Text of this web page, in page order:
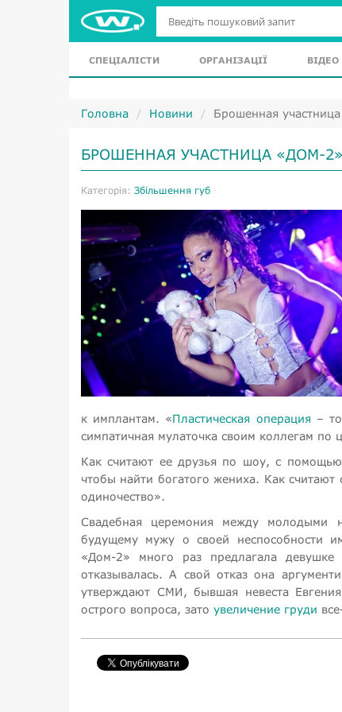
СПЕЦІАЛІСТИ ОРГАНІЗАЦІЇ ВІДЕО
Головна Новини Брошенная
БРОШЕННАЯ УЧАСТНИЦА «ДОМ-
Категорія: Збільшення губ
к имплантам. «Пластическая операция–
симпатичная мулаточка своим коллегам
Как считают ее друзья по шоу, с помощью
чтобы найти богатого жениха. Как
одиночество».
Свадебная церемония между молодыми
будущему мужу о своей неспособности
«Дом-2» много раз предлагала
отказывалась. А свой отказ она
утверждают СМИ, бывшая невеста
острого вопроса, зато увеличение груди